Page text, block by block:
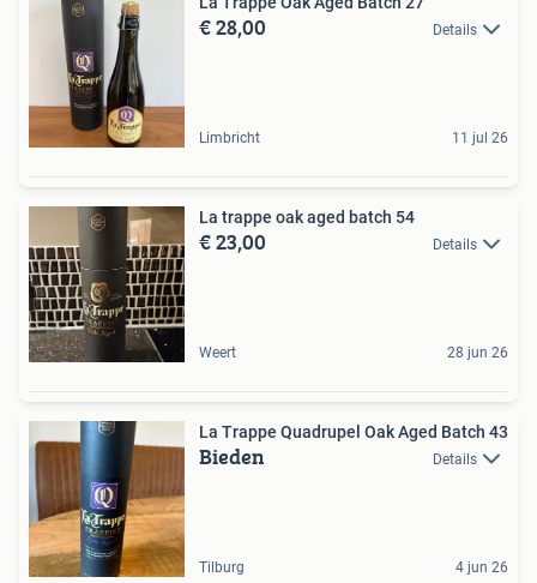
€ 28,00 Details
Limbricht 11 jul 26
La trappe oak aged batch 54
€ 23,00 Details
Weert 28 jun 26
La Trappe Quadrupel Oak Aged Batch 43
Bieden Details
Tilburg 4 jun 26